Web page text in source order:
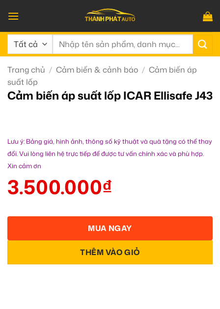
qua
nội
dung
Tìm
Trang chủ / Cảm biến & cảnh báo / Cảm biến áp
suất lốp
Cảm biến áp suất lốp ICAR Ellisafe J43
Lưu ý: Bảng giá, hình ảnh, thông số kỹ thuật và quà tặng có thể thay
đổi. Vui lòng liên hệ trực tiếp để được tư vấn chính xác và phù hợp.
Xin cảm ơn
3.500.000₫
THÊM VÀO GIỎ
MUA NGAY